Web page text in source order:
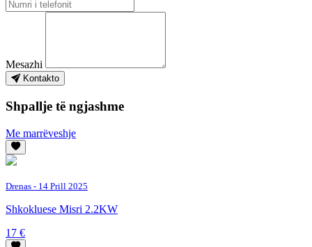
Mesazhi
Kontakto
Shpallje të ngjashme
Me marrëveshje
Drenas - 14 Prill 2025
Shkokluese Misri 2.2KW
17 €